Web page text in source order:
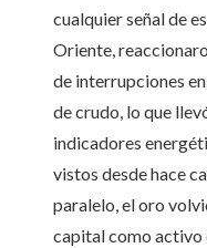
cualquier señal de
Oriente,
de interrupciones
de crudo, lo que
indicadores
vistos desde hace
paralelo, el oro
capital como